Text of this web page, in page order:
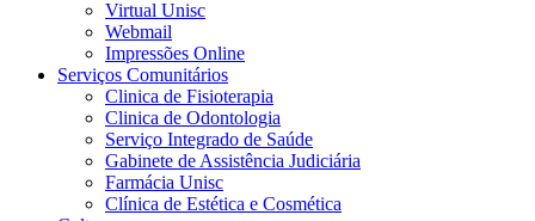
Virtual Unisc
Webmail
Impressões Online
Serviços Comunitários
Clinica de Fisioterapia
Clinica de Odontologia
Serviço Integrado de Saúde
Gabinete de Assistência Judiciária
Farmácia Unisc
Clínica de Estética e Cosmética